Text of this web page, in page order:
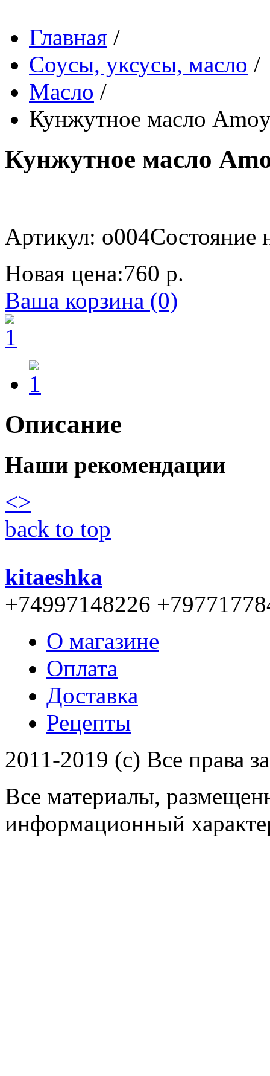
Главная /
Соусы, уксусы, масло /
Масло /
Кунжутное масло
Кунжутное масло
Артикул: o004Состояние
Новая цена:760 р.
Ваша корзина (0)
Описание
Наши рекомендации
<>
back to top
kitaeshka
+74997148226
О магазине
Оплата
Доставка
Рецепты
2011-2019 (c) Все права
Все материалы,
информационный